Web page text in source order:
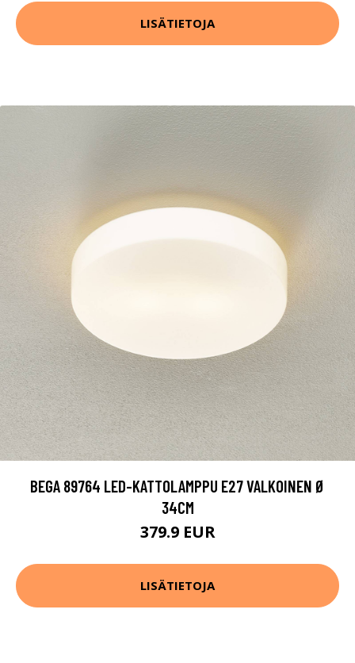
LISÄTIETOJA
BEGA 89764 LED-KATTOLAMPPU E27 VALKOINEN Ø
34CM
379.9 EUR
LISÄTIETOJA